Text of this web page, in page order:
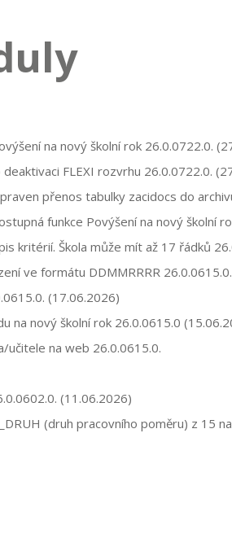
na nový školní rok 26.0.0722.0.
FLEXI rozvrhu 26.0.0722.0.
přenos tabulky zacidocs do
funkce Povýšení na nový školní
kritérií. Škola může mít až 17 řádků
ve formátu DDMMRRRR 26.0.0615.0.
(17.06.2026)
na nový školní rok 26.0.0615.0
učitele na web 26.0.0615.0.
(11.06.2026)
(druh pracovního poměru) z 15